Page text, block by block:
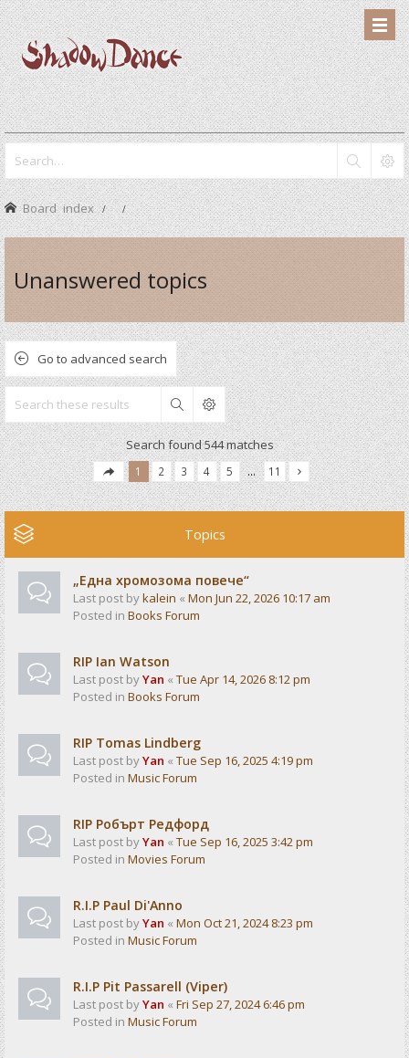
Board index
Unanswered topics
Go to advanced search
Search
Search found 544 matches
1 2 3 4 5 … 11
Topics
„Една хромозома повече“
Last post bykalein « Mon Jun 22, 2026 10:17 am
Posted in Books Forum
RIP Ian Watson
Last post byYan « Tue Apr 14, 2026 8:12 pm
Posted in Books Forum
RIP Tomas Lindberg
Last post byYan « Tue Sep 16, 2025 4:19 pm
Posted in Music Forum
RIP Робърт Редфорд
Last post byYan « Tue Sep 16, 2025 3:42 pm
Posted in Movies Forum
R.I.P Paul Di'Anno
Last post byYan « Mon Oct 21, 2024 8:23 pm
Posted in Music Forum
R.I.P Pit Passarell (Viper)
Last post byYan « Fri Sep 27, 2024 6:46 pm
Posted in Music Forum